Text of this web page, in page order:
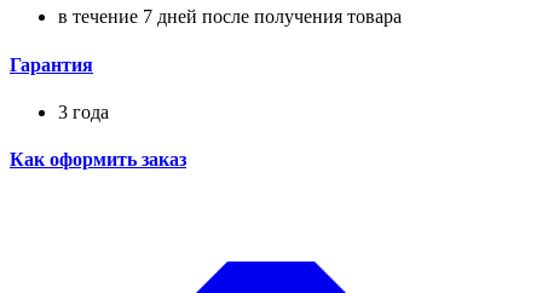
в течение 7 дней после получения товара
Гарантия
3 года
Как оформить заказ